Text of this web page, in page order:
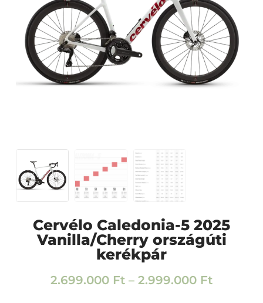
Cervélo Caledonia-5 2025
Vanilla/Cherry országúti
kerékpár
2.699.000 Ft – 2.999.000 Ft